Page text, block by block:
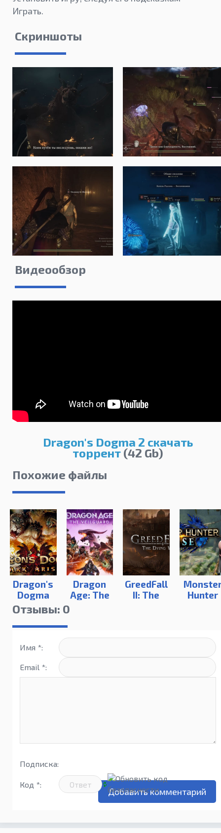
Играть.
Скриншоты
Видеообзор
Dragon's Dogma 2 скачать
торрент (42 Gb)
Похожие файлы
Dragon's
Dogma
Dark
Arisen
Dragon
Age: The
Veilguard
GreedFall
II: The
Hunter
Отзывы: 0
Имя *:
Email *:
Подписка:
Код *: